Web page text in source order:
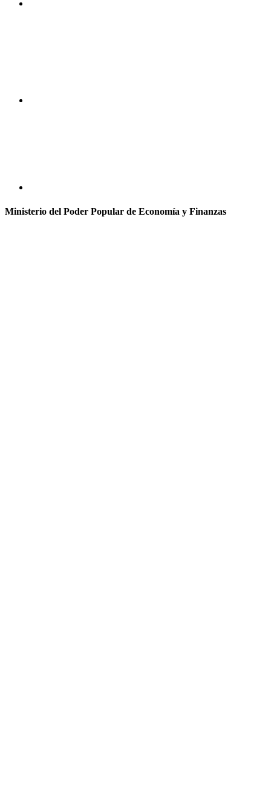
Ministerio del Poder Popular de Economía y Finanzas